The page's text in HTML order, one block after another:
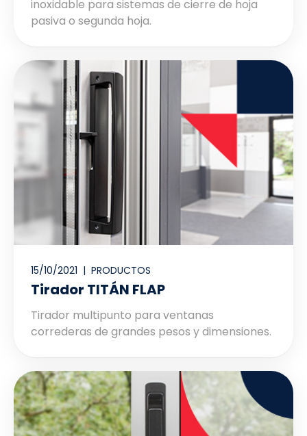
inoxidable para sistemas de cierre de hoja
pasiva o segunda hoja.
15/10/2021 | PRODUCTOS
Tirador TITÁN FLAP
Tirador multipunto para ventanas
correderas de grandes pesos y dimensiones.